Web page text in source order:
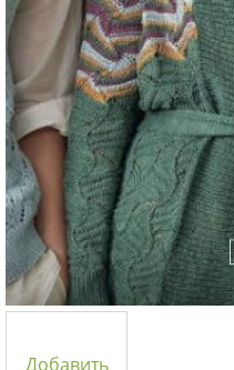
Добавить